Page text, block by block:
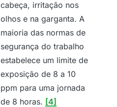
cabeça, irritação nos
olhos e na garganta. A
maioria das normas de
segurança do trabalho
estabelece um limite de
exposição de 8 a 10
ppm para uma jornada
de 8 horas. [4]